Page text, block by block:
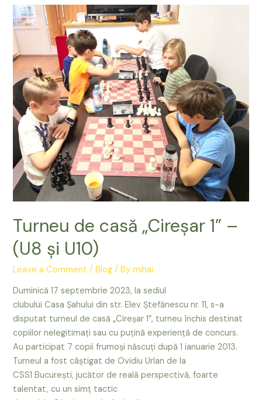
șahul
memoria
copilului
meu?
Turneu de casă „Cireșar 1” –
(U8 și U10)
Leave a Comment /Blog / Bymihai
Duminică 17 septembrie 2023, la sediul
clubului Casa Șahului din str. Elev Ștefănescu nr. 11, s-a
disputat turneul de casă „Cireșar 1”, turneu închis destinat
copiilor nelegitimați sau cu puțină experiență de concurs.
Au participat 7 copii frumoși născuți după 1 ianuarie 2013.
Turneul a fost câștigat de Ovidiu Urlan de la
CSS1 București, jucător de reală perspectivă, foarte
talentat, cu un simț tactic